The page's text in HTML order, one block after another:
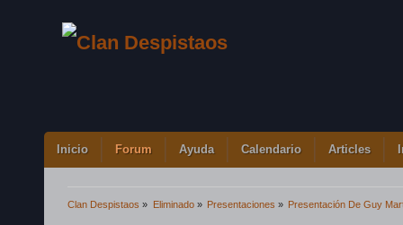
Inicio Forum Ayuda Calendario Articles
Clan Despistaos » Eliminado» Presentaciones » Presentación De Guy